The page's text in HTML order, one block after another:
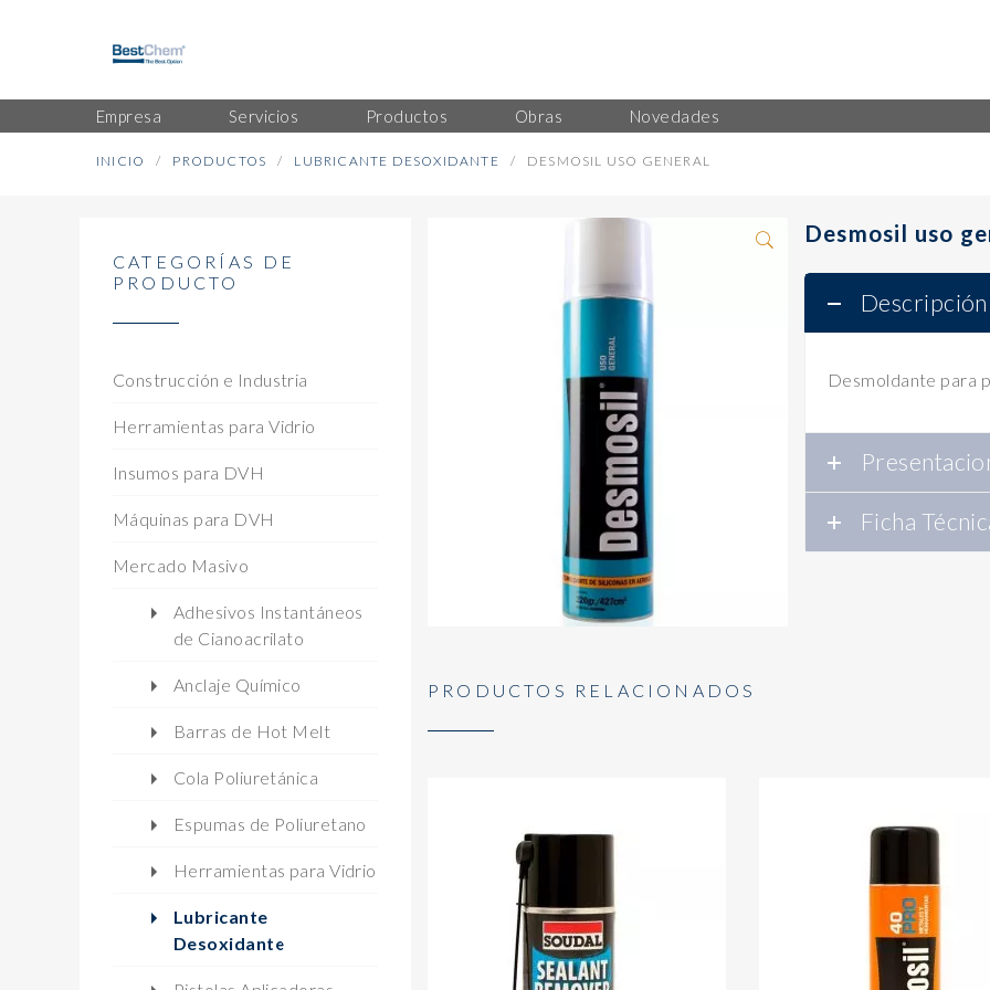
Empresa Servicios Productos Obras Novedades
INICIO PRODUCTOS LUBRICANTE DESOXIDANTE DESMOSIL USO GENERAL
Desmosil uso
Descripción
Desmoldante para
Ficha
PRODUCTOS RELACIONADOS
CATEGORÍAS DE
PRODUCTO
Construcción e Industria
Herramientas para Vidrio
Insumos para DVH
Máquinas para DVH
Mercado Masivo
Adhesivos Instantáneos
de Cianoacrilato
Anclaje Químico
Barras de Hot Melt
Cola Poliuretánica
Espumas de Poliuretano
Herramientas para Vidrio
Lubricante
Desoxidante